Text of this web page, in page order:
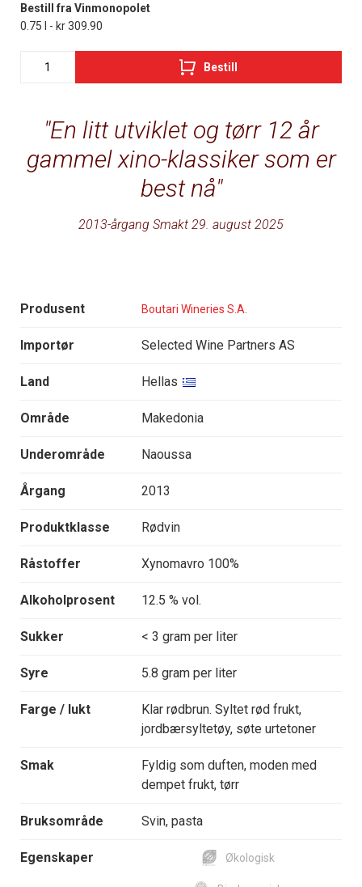
En litt utviklet og tørr 12 år
gammel xino-klassiker som er
best nå
2013-årgang Smakt 29. august 2025
Produsent Boutari Wineries S.A.
Importør Selected Wine Partners AS
Land Hellas
Område Makedonia
Underområde Naoussa
Årgang 2013
Produktklasse Rødvin
Råstoffer Xynomavro 100%
Alkoholprosent 12.5 % vol.
Sukker < 3 gram per liter
Syre 5.8 gram per liter
Farge / lukt
Klar rødbrun. Syltet rød frukt,
jordbærsyltetøy, søte urtetoner
Smak
Fyldig som duften, moden med
dempet frukt, tørr
Bruksområde Svin, pasta
Egenskaper Økologisk
Bestill fra Vinmonopolet
0.75 l - kr 309.90
Bestill